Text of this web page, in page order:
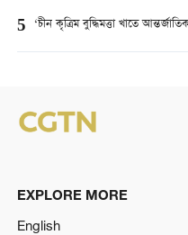
5 ‘চীন কৃত্রিম বুদ্ধিমত্তা খাতে
EXPLORE MORE
English